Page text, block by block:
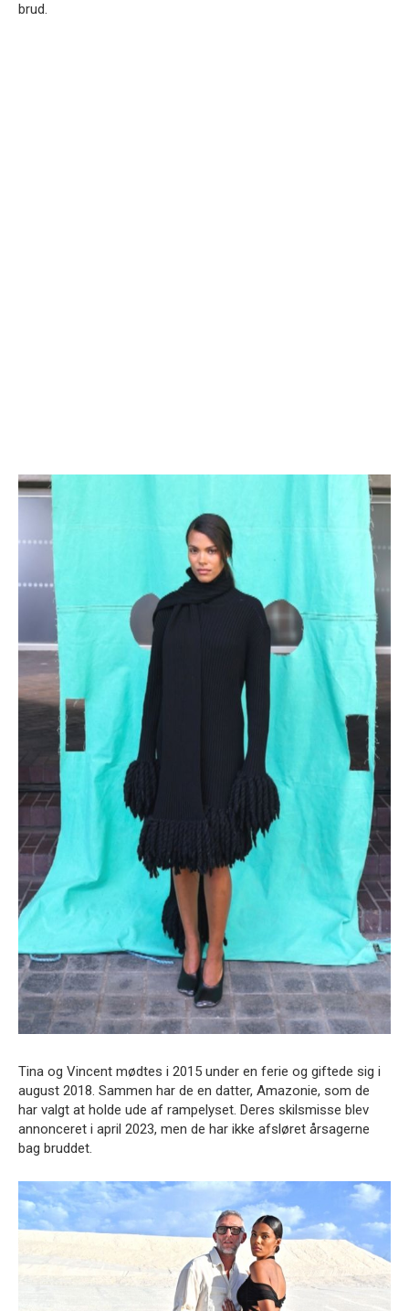
brud.
Tina og Vincent mødtes i 2015 under en ferie og giftede sig i
august 2018. Sammen har de en datter, Amazonie, som de
har valgt at holde ude af rampelyset. Deres skilsmisse blev
annonceret i april 2023, men de har ikke afsløret årsagerne
bag bruddet.